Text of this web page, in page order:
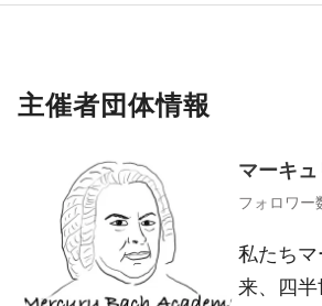
主催者団体情報
マーキ
フォロワー
私たち
来、四